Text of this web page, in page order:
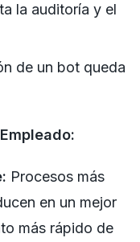
la auditoría y el
de un bot queda
Procesos más
en un mejor
más rápido de